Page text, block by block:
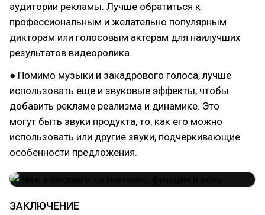
аудитории рекламы. Лучше обратиться к
профессиональным и желательно популярным
дикторам или голосовым актерам для наилучших
результатов видеоролика.
● Помимо музыки и закадрового голоса, лучше
использовать еще и звуковые эффекты, чтобы
добавить рекламе реализма и динамике. Это
могут быть звуки продукта, то, как его можно
использовать или другие звуки, подчеркивающие
особенности предложения.
ЗАКЛЮЧЕНИЕ